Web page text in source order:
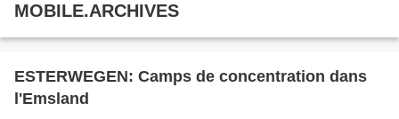
MOBILE.ARCHIVES
ESTERWEGEN: Camps de concentration dans
l'Emsland